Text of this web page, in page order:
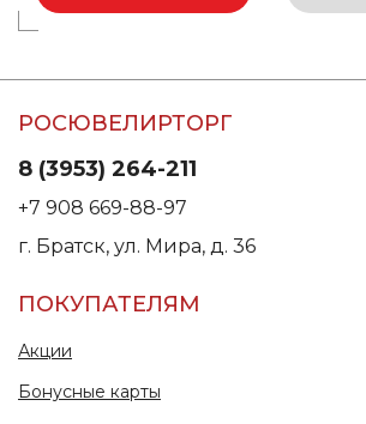
РОСЮВЕЛИРТОРГ
8 (3953) 264-211
+7 908 669-88-97
г. Братск, ул. Мира, д. 36
ПОКУПАТЕЛЯМ
Акции
Бонусные карты